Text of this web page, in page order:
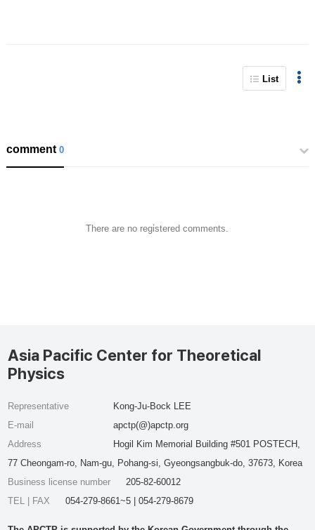
List
comment0
There are no registered comments.
Asia Pacific Center for Theoretical
Physics
Representative
Kong-Ju-Bock LEE
E-mail
apctp(@)apctp.org
Address
Hogil Kim Memorial Building #501 POSTECH,
77 Cheongam-ro, Nam-gu, Pohang-si, Gyeongsangbuk-do, 37673, Korea
Business license number
205-82-60012
TEL | FAX
054-279-8661~5 | 054-279-8679